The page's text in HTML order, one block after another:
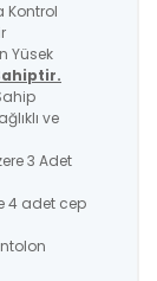
Kontrol
Yüsek
ve
3 Adet
4 adet cep